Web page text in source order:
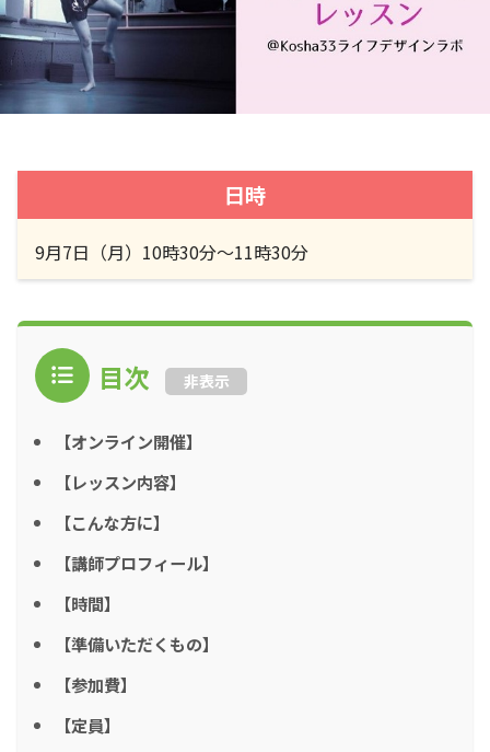
日時
9月7日（月）10時30分〜11時30分
目次 非表示
【オンライン開催】
【レッスン内容】
【こんな方に】
【講師プロフィール】
【時間】
【準備いただくもの】
【参加費】
【定員】